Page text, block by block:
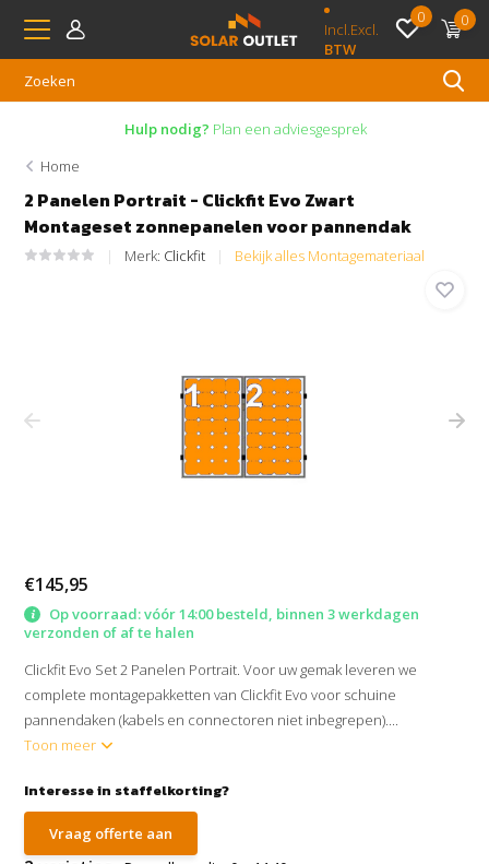
Incl.Excl.
BTW
0 0
Hulp nodig? Plan een adviesgesprek
Home
2 Panelen Portrait - Clickfit Evo Zwart
Montageset zonnepanelen voor pannendak
Merk: Clickfit Bekijk alles Montagemateriaal
€145,95
Op voorraad: vóór 14:00 besteld, binnen 3 werkdagen
verzonden of af te halen
Clickfit Evo Set 2 Panelen Portrait. Voor uw gemak leveren we
complete montagepakketten van Clickfit Evo voor schuine
pannendaken (kabels en connectoren niet inbegrepen)....
Toon meer
Interesse in staffelkorting?
Vraag offerte aan